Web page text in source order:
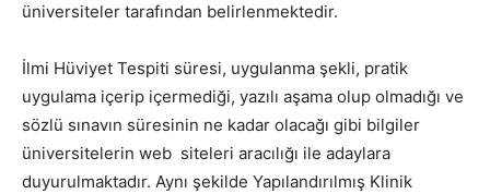
üniversiteler tarafından belirlenmektedir.
İlmi Hüviyet Tespiti süresi, uygulanma şekli, pratik
uygulama içerip içermediği, yazılı aşama olup olmadığı ve
sözlü sınavın süresinin ne kadar olacağı gibi bilgiler
üniversitelerin web siteleri aracılığı ile adaylara
duyurulmaktadır. Aynı şekilde Yapılandırılmış Klinik